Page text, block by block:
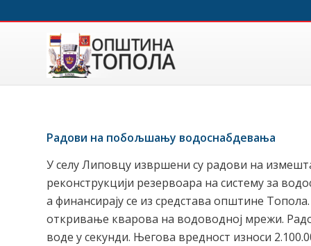
Радови на побољшању водоснабдевања
У селу Липовцу извршени су радови на
реконструкцији резервоара на систему за
а финансирају се из средстава општине
откривање кварова на водоводној мрежи.
воде у секунди. Његова вредност износи